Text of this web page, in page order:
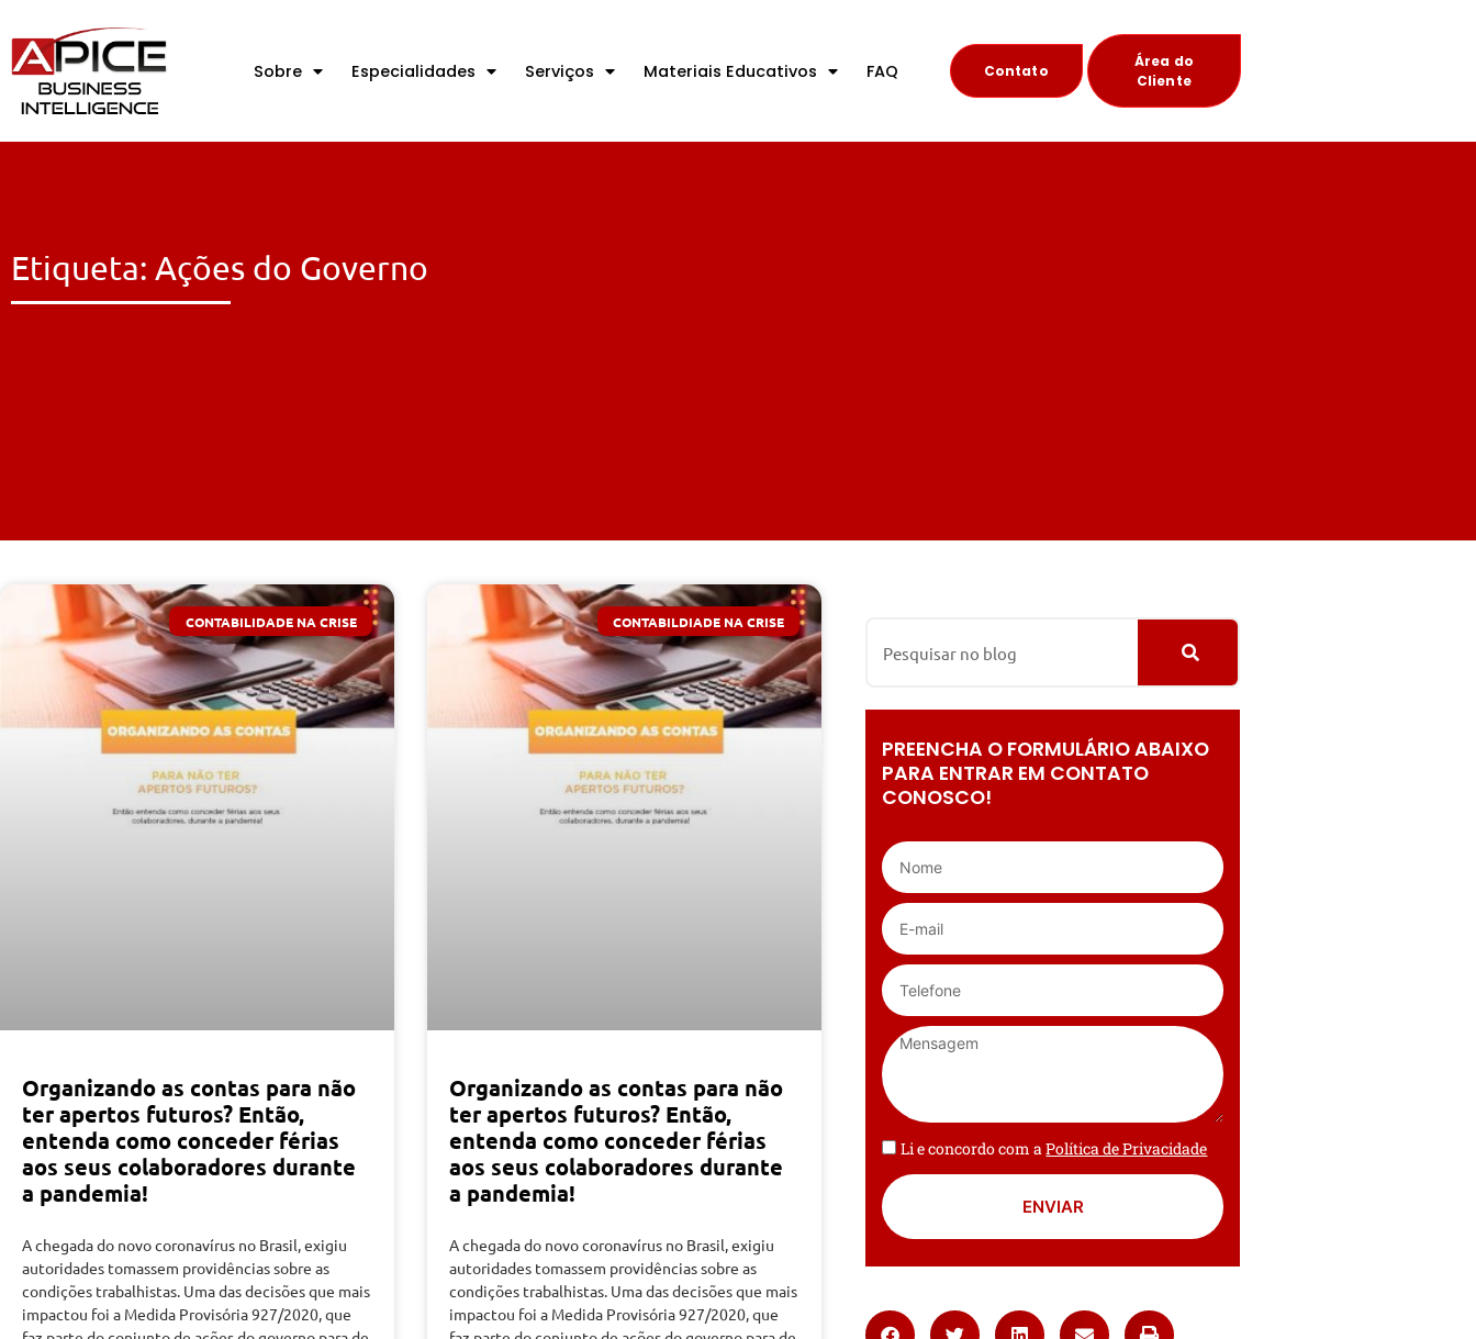
Sobre Especialidades Serviços Materiais Educativos FAQ Contato
Área do
Cliente
Etiqueta: Ações do Governo
CONTABILIDADE NA CRISE
Organizando as contas para não
ter apertos futuros? Então,
entenda como conceder férias
aos seus colaboradores durante
a pandemia!
A chegada do novo coronavírus no Brasil, exigiu
autoridades tomassem providências sobre as
condições trabalhistas. Uma das decisões que mais
impactou foi a Medida Provisória 927/2020, que
CONTABILDIADE NA CRISE
Organizando as contas para não
ter apertos futuros? Então,
entenda como conceder férias
aos seus colaboradores durante
a pandemia!
A chegada do novo coronavírus no Brasil, exigiu
autoridades tomassem providências sobre as
condições trabalhistas. Uma das decisões que mais
impactou foi a Medida Provisória 927/2020, que
PREENCHA O FORMULÁRIO ABAIXO
PARA ENTRAR EM CONTATO
CONOSCO!
Li e concordo com aPolítica de Privacidade
ENVIAR